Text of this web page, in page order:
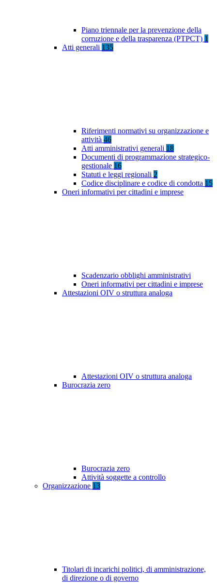
Piano triennale per la prevenzione della
corruzione e della trasparenza (PTPCT) 1
Atti generali 135
Riferimenti normativi su organizzazione e
attività 46
Atti amministrativi generali 18
Documenti di programmazione strategico-
gestionale 16
Statuti e leggi regionali 2
Codice disciplinare e codice di condotta 15
Oneri informativi per cittadini e imprese
Scadenzario obblighi amministrativi
Oneri informativi per cittadini e imprese
Attestazioni OIV o struttura analoga
Attestazioni OIV o struttura analoga
Burocrazia zero
Burocrazia zero
Attività soggette a controllo
Organizzazione 13
Titolari di incarichi politici, di amministrazione,
di direzione o di governo